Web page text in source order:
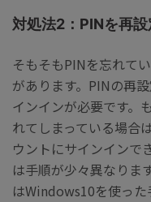
対処法2：PINを再設
そもそもPINを忘れて
があります。PINの再
インインが必要です。
れてしまっている場合
ウントにサインインで
は手順が少々異なりま
はWindows10を使った